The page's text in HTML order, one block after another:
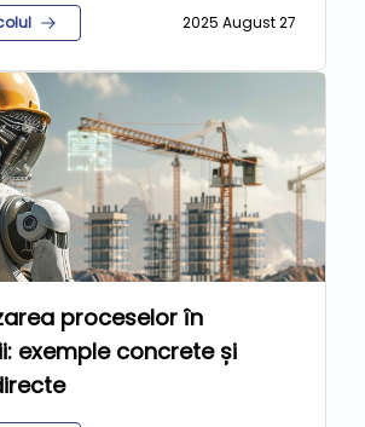
2025 August 27
proceselor în
exemple concrete și